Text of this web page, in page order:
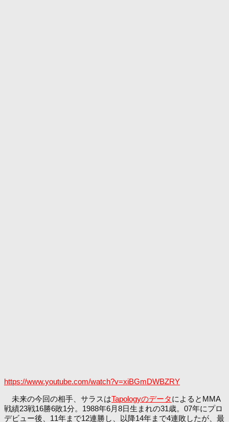
https://www.youtube.com/watch?v=xiBGmDWBZRY
未来の今回の相手、サラスはTapologyのデータによるとMMA
戦績23戦16勝6敗1分。1988年6月8日生まれの31歳。07年にプロ
デビュー後、11年まで12連勝し、以降14年まで4連敗したが、最